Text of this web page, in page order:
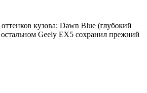
кузова: Dawn Blue (глубокий
Geely EX5 сохранил прежний